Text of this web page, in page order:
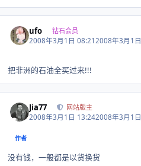
ufo 钻石会员
2008年3月1日 08:212008年3月1日
把非洲的石油全买过来!!!
Jia77 网站版主
2008年3月1日 13:242008年3月1日
作者
没有钱，一般都是以货换货